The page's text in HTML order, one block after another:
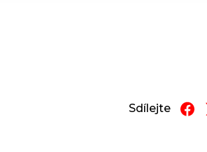
Sdílejte